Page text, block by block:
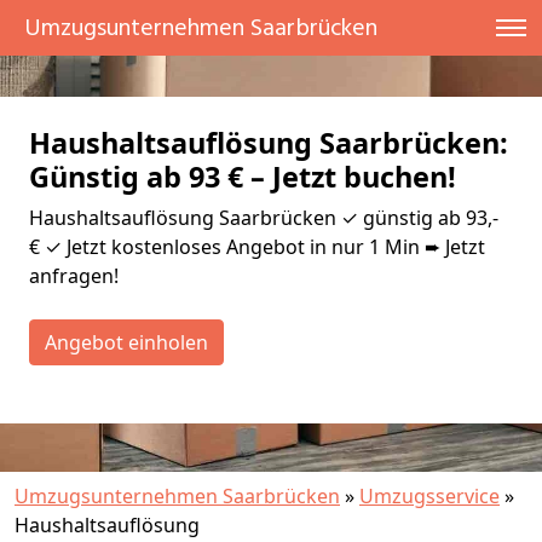
Umzugsunternehmen Saarbrücken
Haushaltsauflösung Saarbrücken:
Günstig ab 93 € – Jetzt buchen!
Haushaltsauflösung Saarbrücken ✓ günstig ab 93,-
€ ✓ Jetzt kostenloses Angebot in nur 1 Min ➨ Jetzt
anfragen!
Angebot einholen
Umzugsunternehmen Saarbrücken » Umzugsservice»
Haushaltsauflösung